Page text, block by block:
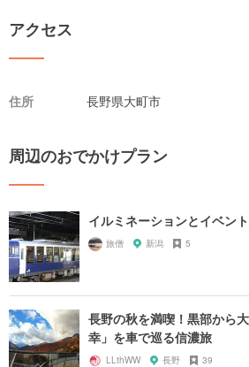
アクセス
住所 長野県大町市
周辺のおでかけプラン
イルミネーションとイベン
旅僧 新潟 5
長野の秋を満喫！黒部から
幸」を車で巡る信濃旅
LLthWW 長野 39